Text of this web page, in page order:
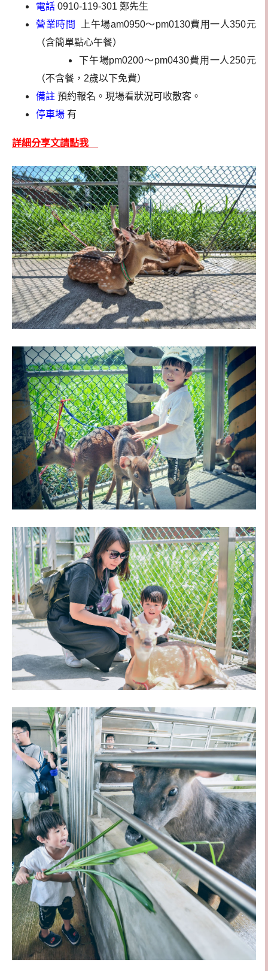
電話 0910-119-301 鄭先生
營業時間
上午場am0950～pm0130費用一人350元
（含簡單點心午餐）
下午場pm0200～pm0430費用一人250元
（不含餐，2歲以下免費）
備註 預約報名。現場看狀況可收散客。
停車場 有
詳細分享文請點我